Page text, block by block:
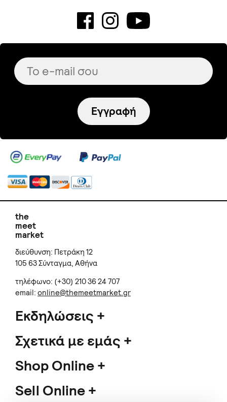
Εγγραφή
the
meet
market
διεύθυνση: Πετράκη 12
105 63 Σύνταγμα, Αθήνα
τηλέφωνο: (+30) 210 36 24 707
email: online@themeetmarket.gr
Εκδηλώσεις
Σχετικά με εμάς
Shop Online
Sell Online